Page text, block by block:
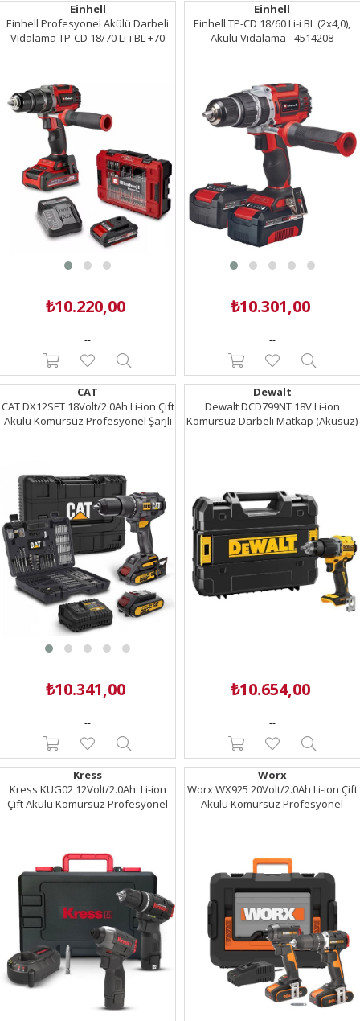
Einhell
Einhell Profesyonel Akülü Darbeli
Vidalama TP-CD 18/70 Li-i BL +70
₺10.220,00
--
Einhell
Einhell TP-CD 18/60 Li-i BL (2x4,0),
Akülü Vidalama - 4514208
₺10.301,00
--
CAT
CAT DX12SET 18Volt/2.0Ah Li-ion Çift
Akülü Kömürsüz Profesyonel Şarjlı
₺10.341,00
--
Dewalt
Dewalt DCD799NT 18V Li-ion
Kömürsüz Darbeli Matkap (Aküsüz)
₺10.654,00
--
Kress
Kress KUG02 12Volt/2.0Ah. Li-ion
Çift Akülü Kömürsüz Profesyonel
Worx
Worx WX925 20Volt/2.0Ah Li-ion Çift
Akülü Kömürsüz Profesyonel